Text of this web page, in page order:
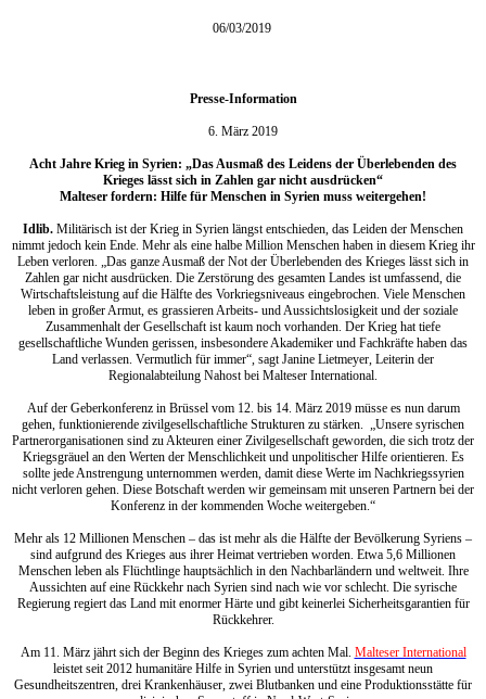
06/03/2019
Presse-Information
6. März 2019
Acht Jahre Krieg in Syrien: „Das Ausmaß des Leidens der Überlebenden des
Krieges lässt sich in Zahlen gar nicht ausdrücken“
Malteser fordern: Hilfe für Menschen in Syrien muss weitergehen!
Idlib. Militärisch ist der Krieg in Syrien längst entschieden, das Leiden der Menschen
nimmt jedoch kein Ende. Mehr als eine halbe Million Menschen haben in diesem Krieg ihr
Leben verloren. „Das ganze Ausmaß der Not der Überlebenden des Krieges lässt sich in
Zahlen gar nicht ausdrücken. Die Zerstörung des gesamten Landes ist umfassend, die
Wirtschaftsleistung auf die Hälfte des Vorkriegsniveaus eingebrochen. Viele Menschen
leben in großer Armut, es grassieren Arbeits- und Aussichtslosigkeit und der soziale
Zusammenhalt der Gesellschaft ist kaum noch vorhanden. Der Krieg hat tiefe
gesellschaftliche Wunden gerissen, insbesondere Akademiker und Fachkräfte haben das
Land verlassen. Vermutlich für immer“, sagt Janine Lietmeyer, Leiterin der
Regionalabteilung Nahost bei Malteser International.
Auf der Geberkonferenz in Brüssel vom 12. bis 14. März 2019 müsse es nun darum
gehen, funktionierende zivilgesellschaftliche Strukturen zu stärken. „Unsere syrischen
Partnerorganisationen sind zu Akteuren einer Zivilgesellschaft geworden, die sich trotz der
Kriegsgräuel an den Werten der Menschlichkeit und unpolitischer Hilfe orientieren. Es
sollte jede Anstrengung unternommen werden, damit diese Werte im Nachkriegssyrien
nicht verloren gehen. Diese Botschaft werden wir gemeinsam mit unseren Partnern bei der
Konferenz in der kommenden Woche weitergeben.“
Mehr als 12 Millionen Menschen – das ist mehr als die Hälfte der Bevölkerung Syriens –
sind aufgrund des Krieges aus ihrer Heimat vertrieben worden. Etwa 5,6 Millionen
Menschen leben als Flüchtlinge hauptsächlich in den Nachbarländern und weltweit. Ihre
Aussichten auf eine Rückkehr nach Syrien sind nach wie vor schlecht. Die syrische
Regierung regiert das Land mit enormer Härte und gibt keinerlei Sicherheitsgarantien für
Rückkehrer.
Am 11. März jährt sich der Beginn des Krieges zum achten Mal. Malteser International
leistet seit 2012 humanitäre Hilfe in Syrien und unterstützt insgesamt neun
Gesundheitszentren, drei Krankenhäuser, zwei Blutbanken und eine Produktionsstätte für